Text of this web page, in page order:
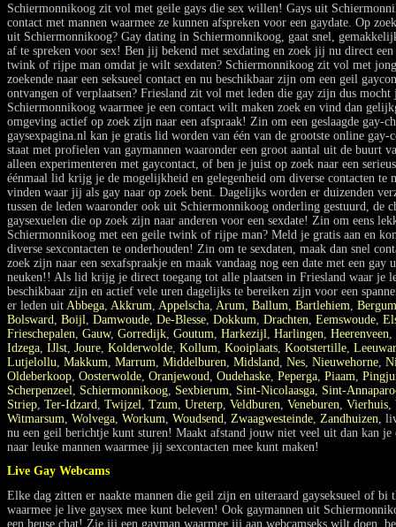
Schiermonnikoog zit vol met geile gays die sex willen! Gays uit
contact met mannen waarmee ze kunnen afspreken voor een gaydate. Op
uit Schiermonnikoog? Gay dating in Schiermonnikoog, gaat snel,
af te spreken voor sex! Ben jij bekend met sexdating en zoek jij nu direct een
twink of rijpe man omdat je wilt sexdaten? Schiermonnikoog zit vol met
zoekende naar een seksueel contact en nu beschikbaar zijn om een geil
ontvangen of verplaatsen? Friesland zit vol met leden die gay zijn dus
Schiermonnikoog waarmee je een contact wilt maken zoek en vind dan
omgeving actief op zoek zijn naar een afspraak! Zin om een geslaagde gay-
gaysexpagina.nl kan je gratis lid worden van één van de grootste online
staat met profielen van gaymannen waaronder een groot aantal uit de buurt
alleen experimenteren met gaycontact, of ben je juist op zoek naar een
éénmaal lid krijg je de mogelijkheid en gelegenheid om diverse contacten te
vinden waar jij als gay naar op zoek bent. Dagelijks worden er duizenden
tussen de leden waaronder ook uit Schiermonnikoog onderling gestuurd, de
gaysexuelen die op zoek zijn naar anderen voor een sexdate! Zin om eens
Schiermonnikoog met een geile twink of rijpe man? Meld je gratis aan en
diverse sexcontacten te onderhouden! Zin om te sexdaten, maak dan snel
zoek zijn naar een sexafspraakje en maak vandaag nog een date met een
neuken!! Als lid krijg je direct toegang tot alle plaatsen in Friesland waar je
beschikbaar zijn en actief vele uren dagelijks te bereiken zijn voor een
er leden uit Abbega Akkrum Appelscha Arum Ballum Bartlehiem Bergum
Bolsward Boijl Damwoude De-Blesse Dokkum Drachten Eemswoude
Frieschepalen Gauw, Gorredijk Goutum Harkezijl Harlingen Heerenveen
Idzega IJlst Joure Kolderwolde Kollum Kooiplaats Kootstertille
Lutjelollu Makkum Marrum Middelburen Midsland Nes Nieuwehorne
Oldeberkoop Oosterwolde Oranjewoud Oudehaske Peperga Piaam
Scherpenzeel
Schiermonnikoog Sexbierum Sint-Nicolaasga Sint-
Striep Ter-Idzard Twijzel Tzum Ureterp Veldburen Veneburen Vierhuis
Witmarsum Wolvega Workum Woudsend Zwaagwesteinde Zandhuizen ,
nu een geil berichtje kunt sturen! Maakt afstand jouw niet veel uit dan kan je
naar leuke mannen waarmee jij sexcontacten mee kunt maken!
Live Gay Webcams
Elke dag zitten er naakte mannen die geil zijn en uiteraard gayseksueel of bi
waarmee je live gaysex mee kunt beleven! Ook gaymannen uit
een heuse chat! Zie jij een gayman waarmee jij aan webcamseks wilt doen,